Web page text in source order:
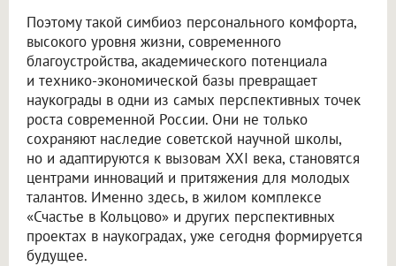
Поэтому такой симбиоз персонального комфорта,
высокого уровня жизни, современного
благоустройства, академического потенциала
и технико-экономической базы превращает
наукограды в одни из самых перспективных точек
роста современной России. Они не только
сохраняют наследие советской научной школы,
но и адаптируются к вызовам XXI века, становятся
центрами инноваций и притяжения для молодых
талантов. Именно здесь, в жилом комплексе
«Счастье в Кольцово» и других перспективных
проектах в наукоградах, уже сегодня формируется
будущее.